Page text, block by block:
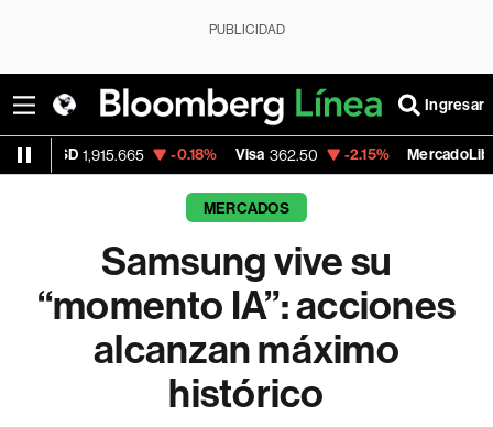
PUBLICIDAD
Ingresar
-0.18% Visa 362.50 -2.15% MercadoLibre 1,821.795
MERCADOS
Samsung vive su
“momento IA”: acciones
alcanzan máximo
histórico